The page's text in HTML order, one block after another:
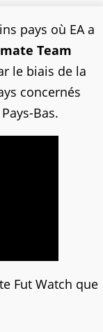
pays où EA a
Team
le biais de la
concernés
Bas.
Fut Watch que